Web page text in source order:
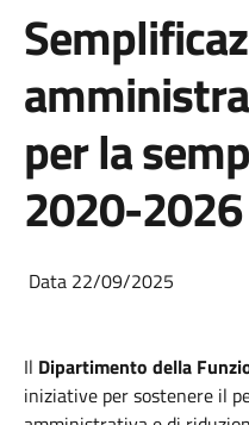
per la
2020-2026
Data 22/09/2025
Il Dipartimento della
iniziative per sostenere il